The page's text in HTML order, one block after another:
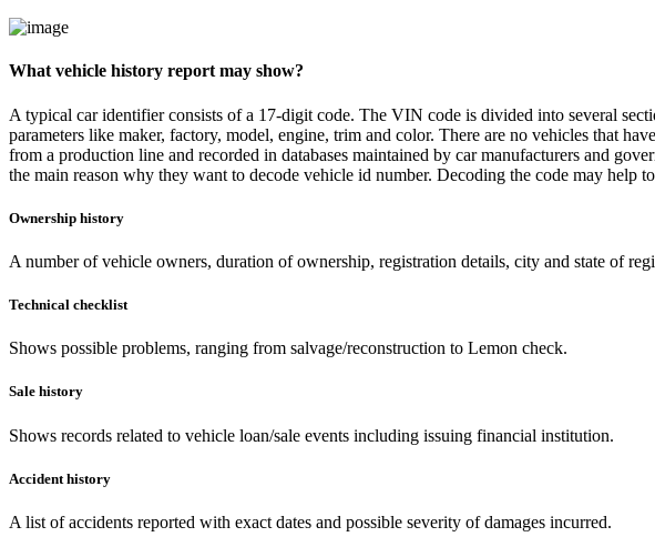
What vehicle history report may show?
A typical car identifier consists of a 17-digit code. The VIN code is divided into several
parameters like maker, factory, model, engine, trim and color. There are no vehicles that
from a production line and recorded in databases maintained by car manufacturers and
the main reason why they want to decode vehicle id number. Decoding the code may help
Ownership history
A number of vehicle owners, duration of ownership, registration details, city and state of
Technical checklist
Shows possible problems, ranging from salvage/reconstruction to Lemon check.
Sale history
Shows records related to vehicle loan/sale events including issuing financial institution.
Accident history
A list of accidents reported with exact dates and possible severity of damages incurred.